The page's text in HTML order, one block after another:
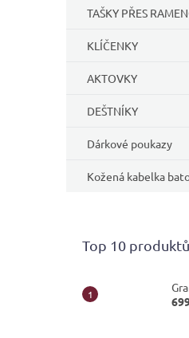
TAŠKY PŘES
KLÍČENKY
AKTOVKY
DEŠTNÍKY
Dárkové poukazy
Kožená kabelka
Top 10 produktů